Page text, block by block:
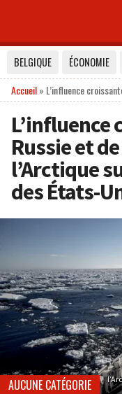
BELGIQUE ÉCONOMIE
Accueil» L’influence
L’influence
Russie et
l’Arctique
des États-
AUCUNE CATÉGORIE